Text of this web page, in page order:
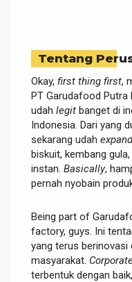
Tentang
Okay, first thing first,
PT Garudafood Putra
udah legit banget di
Indonesia. Dari yang
sekarang udah expand
biskuit, kembang
instan. Basically,
pernah nyobain
Being part of
factory, guys. Ini
yang terus berinovasi
masyarakat.
terbentuk dengan